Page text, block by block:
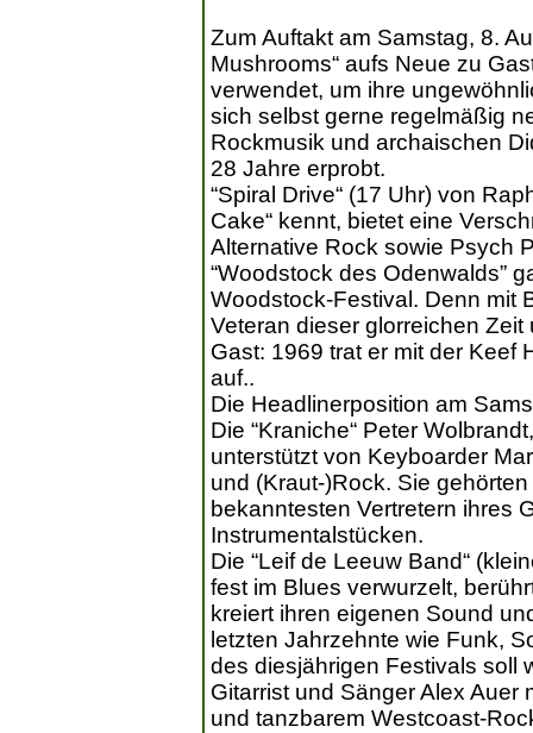
Zum Auftakt am Samstag, 8.
Mushrooms“ aufs Neue zu
verwendet, um ihre
sich selbst gerne regelmäßig
Rockmusik und archaischen
28 Jahre erprobt.
“Spiral Drive“ (17 Uhr) von
Cake“ kennt, bietet eine
Alternative Rock sowie Psych
“Woodstock des Odenwalds”
Woodstock-Festival. Denn mit
Veteran dieser glorreichen
Gast: 1969 trat er mit der Keef
auf..
Die Headlinerposition am
Die “Kraniche“ Peter
unterstützt von Keyboarder
und (Kraut-)Rock. Sie
bekanntesten Vertretern ihres
Instrumentalstücken.
Die “Leif de Leeuw Band“
fest im Blues verwurzelt,
kreiert ihren eigenen Sound
letzten Jahrzehnte wie Funk,
des diesjährigen Festivals soll
Gitarrist und Sänger Alex Auer
und tanzbarem Westcoast-